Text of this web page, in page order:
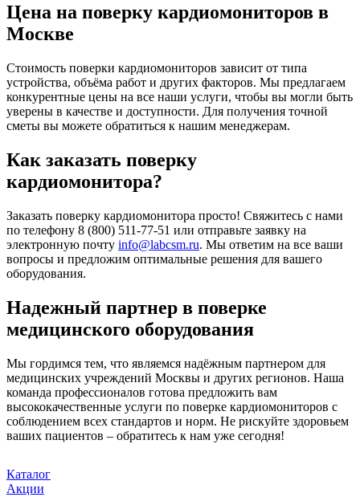
Цена на поверку кардиомониторов в
Москве
Стоимость поверки кардиомониторов зависит от типа
устройства, объёма работ и других факторов. Мы предлагаем
конкурентные цены на все наши услуги, чтобы вы могли быть
уверены в качестве и доступности. Для получения точной
сметы вы можете обратиться к нашим менеджерам.
Как заказать поверку
кардиомонитора?
Заказать поверку кардиомонитора просто! Свяжитесь с нами
по телефону 8 (800) 511-77-51 или отправьте заявку на
электронную почту info@labcsm.ru. Мы ответим на все ваши
вопросы и предложим оптимальные решения для вашего
оборудования.
Надежный партнер в поверке
медицинского оборудования
Мы гордимся тем, что являемся надёжным партнером для
медицинских учреждений Москвы и других регионов. Наша
команда профессионалов готова предложить вам
высококачественные услуги по поверке кардиомониторов с
соблюдением всех стандартов и норм. Не рискуйте здоровьем
ваших пациентов – обратитесь к нам уже сегодня!
Каталог
Акции